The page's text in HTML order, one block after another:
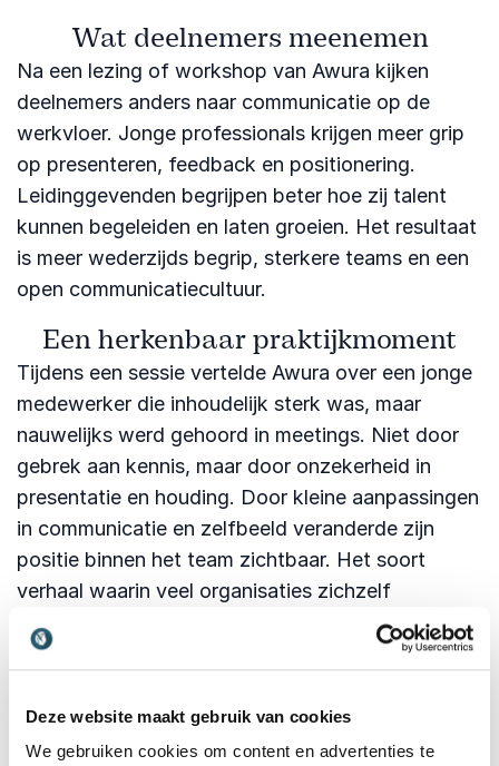
Deze website maakt gebruik van cookies
We gebruiken cookies om content en advertenties te
Wat deelnemers meenemen
Na een lezing of workshop van Awura kijken
deelnemers anders naar communicatie op de
werkvloer. Jonge professionals krijgen meer grip
op presenteren, feedback en positionering.
Leidinggevenden begrijpen beter hoe zij talent
kunnen begeleiden en laten groeien. Het resultaat
is meer wederzijds begrip, sterkere teams en een
open communicatiecultuur.
Een herkenbaar praktijkmoment
Tijdens een sessie vertelde Awura over een jonge
medewerker die inhoudelijk sterk was, maar
nauwelijks werd gehoord in meetings. Niet door
gebrek aan kennis, maar door onzekerheid in
presentatie en houding. Door kleine aanpassingen
in communicatie en zelfbeeld veranderde zijn
positie binnen het team zichtbaar. Het soort
verhaal waarin veel organisaties zichzelf
herkennen.
Waarom Awura Abena boeken als
spreker
Awura Abena combineert inhoud, energie en